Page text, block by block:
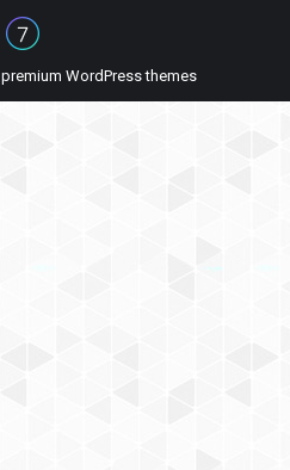
premium WordPress themes